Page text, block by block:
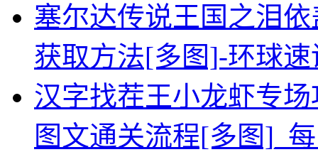
塞尔达传说王国之泪
获取方法[多图]-环球速
汉字找茬王小龙虾专
图文通关流程[多图]_